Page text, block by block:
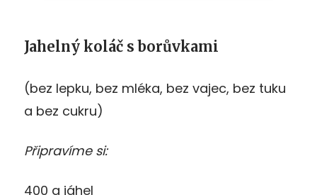
Jahelný koláč s borůvkami
(bez lepku, bez mléka, bez vajec, bez tuku
a bez cukru)
Připravíme si:
400 g jáhel